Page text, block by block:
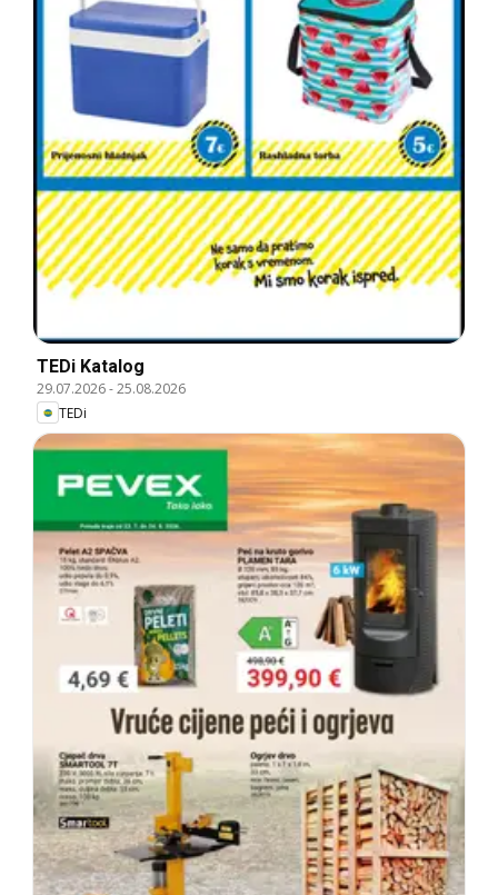
TEDi Katalog
29.07.2026-25.08.2026
TEDi